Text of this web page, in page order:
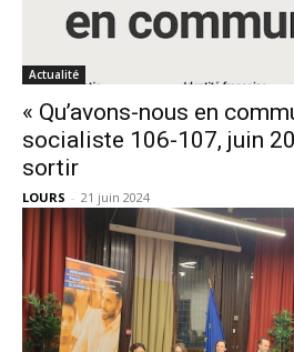
Actualité
« Qu’avons-nous en
socialiste 106-107, juin
sortir
LOURS - 21 juin 2024